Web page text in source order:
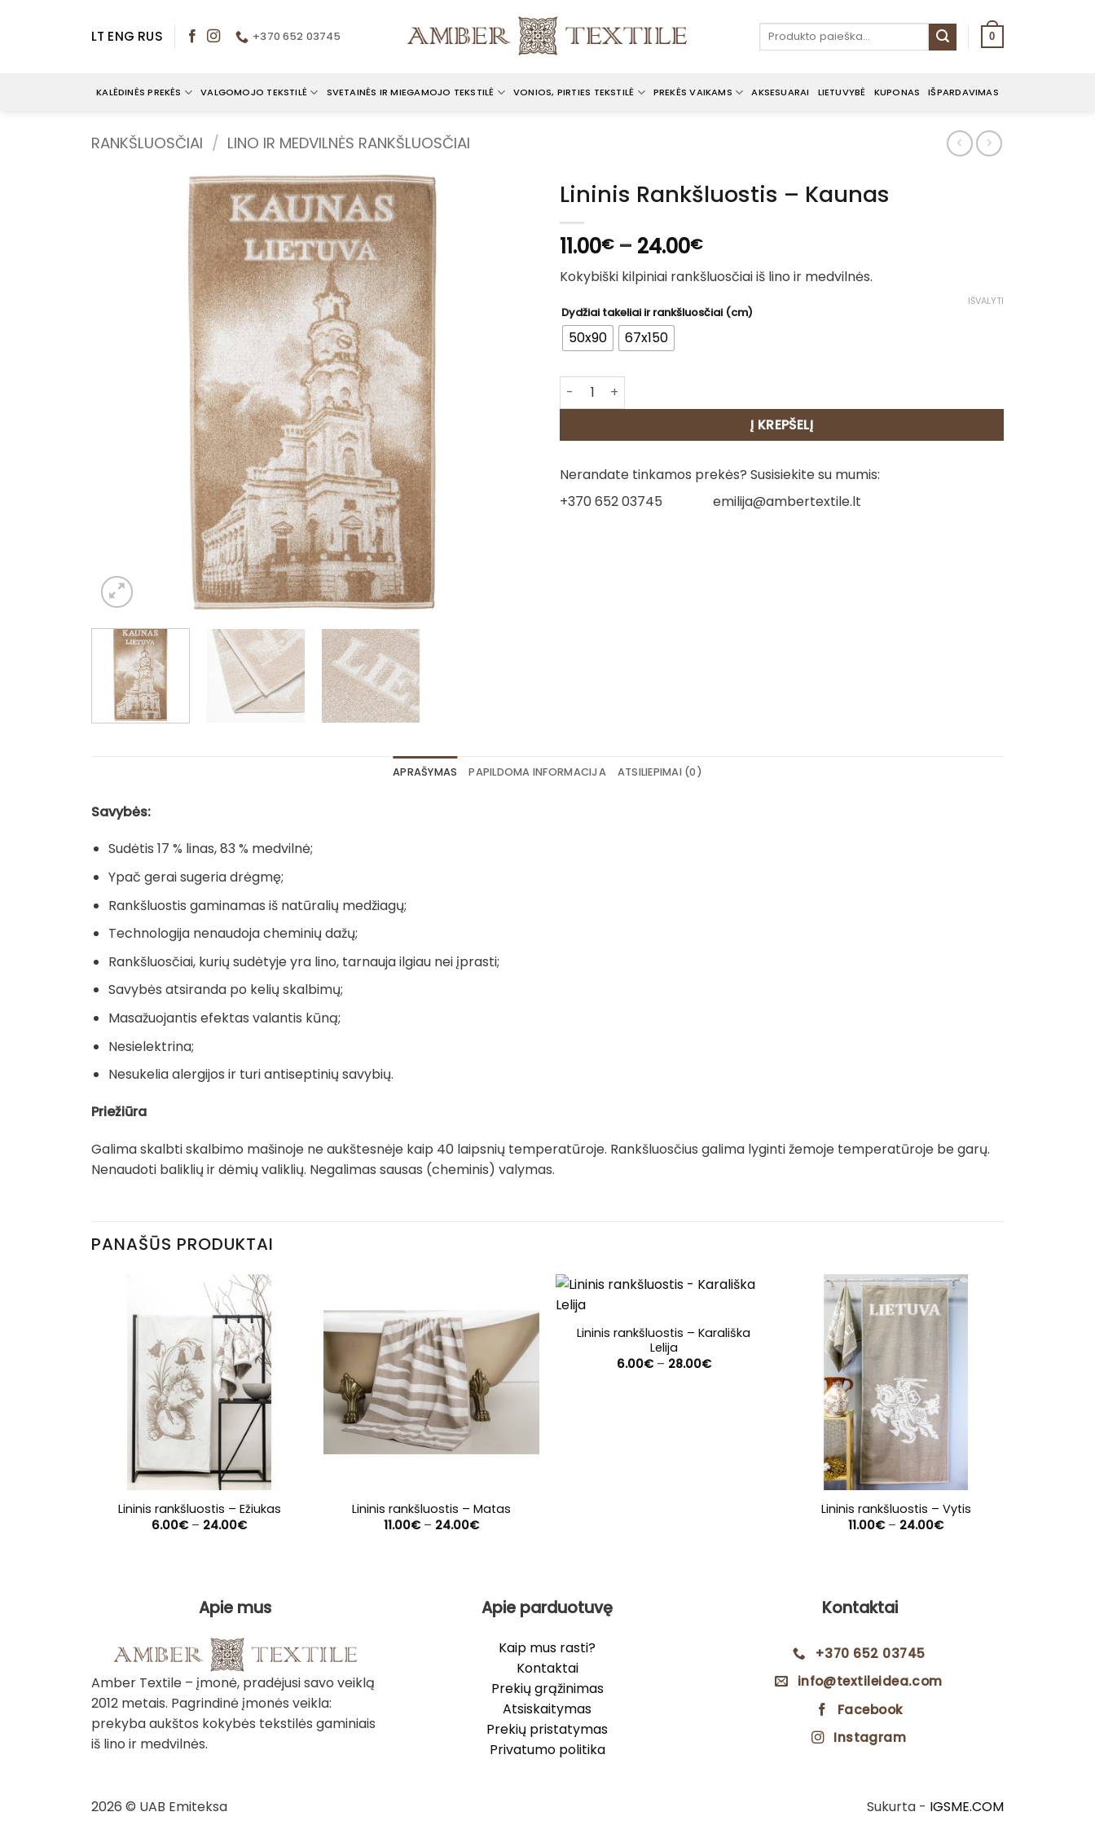
LT ENG RUS +370 652 03745 Ieškoti: 0
KALĖDINĖS PREKĖS VALGOMOJO TEKSTILĖ SVETAINĖS IR MIEGAMOJO TEKSTILĖ VONIOS, PIRTIES TEKSTILĖ PREKĖS VAIKAMS AKSESUARAI LIETUVYBĖ KUPONAS IŠPARDAVIMAS
RANKŠLUOSČIAI / LINO IR MEDVILNĖS RANKŠLUOSČIAI
Lininis Rankšluostis – Kaunas
11.00€ – 24.00€Price
range:
11.00€
through
24.00€
Kokybiški kilpiniai rankšluosčiai iš lino ir medvilnės.
Dydžiai takeliai ir rankšluosčiai (cm)
50x90 67x150
IŠVALYTI
produkto kiekis: Lininis Rankšluostis - Kaunas
Į KREPŠELĮ
Nerandate tinkamos prekės? Susisiekite su mumis:
+370 652 03745
emilija@ambertextile.lt
APRAŠYMAS PAPILDOMA INFORMACIJA ATSILIEPIMAI (0)
Savybės:
Sudėtis 17 % linas, 83 % medvilnė;
Ypač gerai sugeria drėgmę;
Rankšluostis gaminamas iš natūralių medžiagų;
Technologija nenaudoja cheminių dažų;
Rankšluosčiai, kurių sudėtyje yra lino, tarnauja ilgiau nei įprasti;
Savybės atsiranda po kelių skalbimų;
Masažuojantis efektas valantis kūną;
Nesielektrina;
Nesukelia alergijos ir turi antiseptinių savybių.
Priežiūra
Galima skalbti skalbimo mašinoje ne aukštesnėje kaip 40 laipsnių temperatūroje. Rankšluosčius galima lyginti žemoje temperatūroje be garų.
Nenaudoti baliklių ir dėmių valiklių. Negalimas sausas (cheminis) valymas.
PANAŠŪS PRODUKTAI
Lininis rankšluostis – Ežiukas
6.00€ – 24.00€Price
Lininis rankšluostis – Matas
11.00€ – 24.00€Price
Lininis rankšluostis – Karališka
Lelija
6.00€ – 28.00€Price
Lininis rankšluostis – Vytis
11.00€ – 24.00€Price
Apie mus
Amber Textile – įmonė, pradėjusi savo veiklą
2012 metais. Pagrindinė įmonės veikla:
prekyba aukštos kokybės tekstilės gaminiais
iš lino ir medvilnės.
Apie parduotuvę
Kaip mus rasti?
Kontaktai
Prekių grąžinimas
Atsiskaitymas
Prekių pristatymas
Privatumo politika
Kontaktai
+370 652 03745
info@textileidea.com
Facebook
Instagram
2026 © UAB Emiteksa Sukurta - IGSME.COM